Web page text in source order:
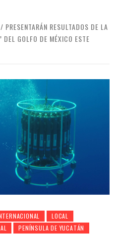
PRESENTARÁN RESULTADOS DE LA
DEL GOLFO DE MÉXICO ESTE
LOCAL
PENÍNSULA DE YUCATÁN